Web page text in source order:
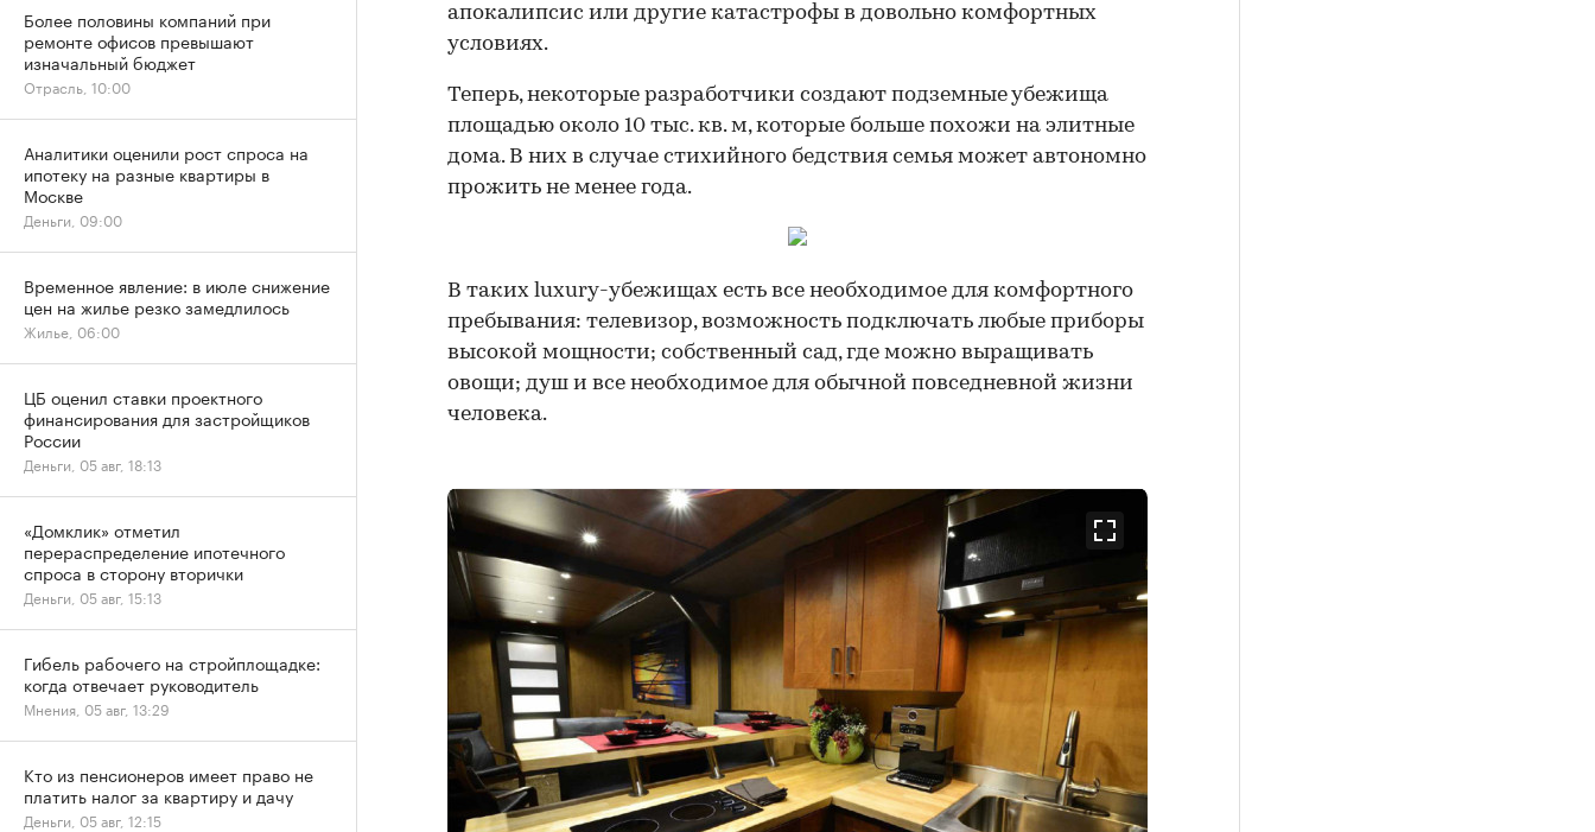
апокалипсис или другие катастрофы в довольно комфортных
условиях.
Теперь, некоторые разработчики создают подземные убежища
площадью около 10 тыс. кв. м, которые больше похожи на элитные
дома. В них в случае стихийного бедствия семья может автономно
прожить не менее года.
В таких luxury-убежищах есть все необходимое для комфортного
пребывания: телевизор, возможность подключать любые приборы
высокой мощности; собственный сад, где можно выращивать
овощи; душ и все необходимое для обычной повседневной жизни
человека.
Более половины компаний при
ремонте офисов превышают
изначальный бюджет
Отрасль, 10:00
Аналитики оценили рост спроса на
ипотеку на разные квартиры в
Москве
Деньги, 09:00
Временное явление: в июле снижение
цен на жилье резко замедлилось
Жилье, 06:00
ЦБ оценил ставки проектного
финансирования для застройщиков
России
Деньги, 05 авг, 18:13
«Домклик» отметил
перераспределение ипотечного
спроса в сторону вторички
Деньги, 05 авг, 15:13
Гибель рабочего на стройплощадке:
когда отвечает руководитель
Мнения, 05 авг, 13:29
Кто из пенсионеров имеет право не
платить налог за квартиру и дачу
Деньги, 05 авг, 12:15